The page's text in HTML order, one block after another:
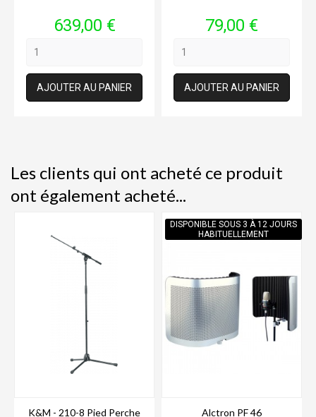
Prix
639,00 €
AJOUTER AU PANIER
Prix
79,00 €
AJOUTER AU PANIER
Les clients qui ont acheté ce produit
ont également acheté...
K&M - 210-8 Pied Perche Alctron PF 46
DISPONIBLE SOUS 3 À 12 JOURS
HABITUELLEMENT